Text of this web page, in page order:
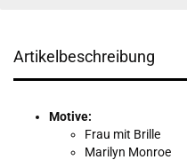
Artikelbeschreibung
Motive:
Frau mit Brille
Marilyn Monroe